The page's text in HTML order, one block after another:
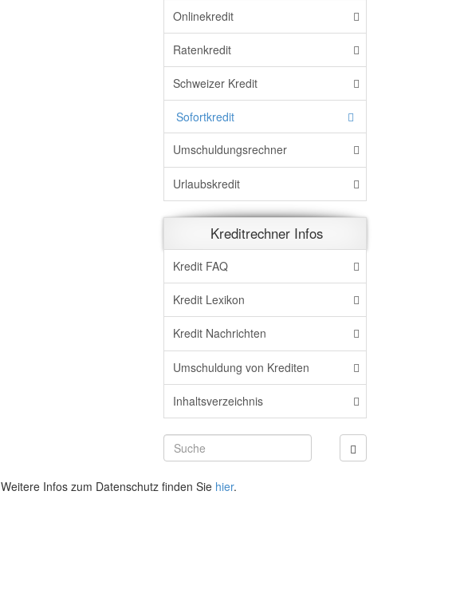
Onlinekredit
Ratenkredit
Schweizer Kredit
Sofortkredit
Umschuldungsrechner
Urlaubskredit
Kreditrechner Infos
Kredit FAQ
Kredit Lexikon
Kredit Nachrichten
Umschuldung von Krediten
Inhaltsverzeichnis
Weitere Infos zum Datenschutz finden Sie hier.